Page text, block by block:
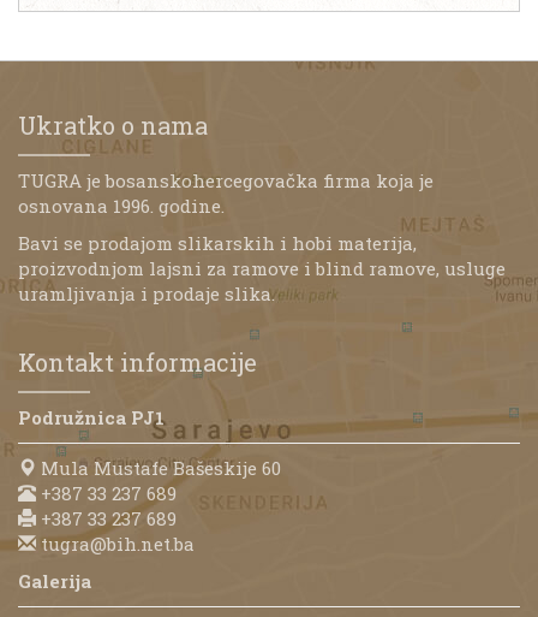
Ukratko o nama
TUGRA je bosanskohercegovačka firma koja je
osnovana 1996. godine.
Bavi se prodajom slikarskih i hobi materija,
proizvodnjom lajsni za ramove i blind ramove, usluge
uramljivanja i prodaje slika.
Kontakt informacije
Podružnica PJ1
Mula Mustafe Bašeskije 60
+387 33 237 689
+387 33 237 689
tugra@bih.net.ba
Galerija